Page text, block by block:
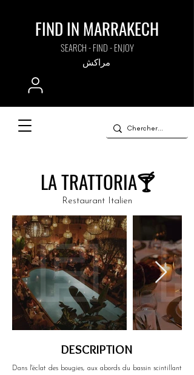
FIND IN MARRAKECH
SEARCH - FIND - ENJOY
مراكش
LA TRATTORIA🍸
Restaurant Italien
DESCRIPTION
Dans l'éclat des bougies, aux abords du bassin scintillant